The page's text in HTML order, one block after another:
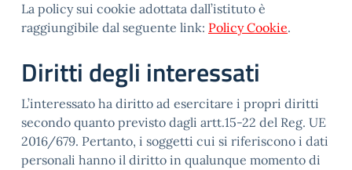
La policy sui cookie adottata dall’istituto è
raggiungibile dal seguente link: Policy Cookie.
Diritti degli interessati
L’interessato ha diritto ad esercitare i propri diritti
secondo quanto previsto dagli artt.15-22 del Reg. UE
2016/679. Pertanto, i soggetti cui si riferiscono i dati
personali hanno il diritto in qualunque momento di